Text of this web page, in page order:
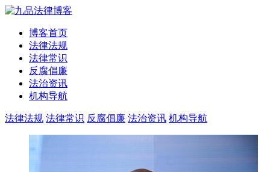
博客首页
法律法规
法律常识
反腐倡廉
法治资讯
机构导航
法律法规 法律常识 反腐倡廉 法治资讯 机构导航